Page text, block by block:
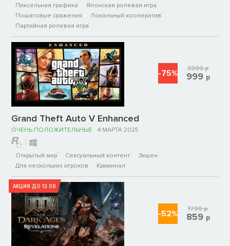
Пиксельная графика
Японская ролевая игра
Пошаговые сражения
Локальный кооператив
Партийная ролевая игра
Grand Theft Auto V Enhanced
ОЧЕНЬ ПОЛОЖИТЕЛЬНЫЕ 4 МАРТА 2025
Открытый мир Сексуальный контент
Экшен
Для нескольких игроков
Криминал
-75% 3999р
999 р
АКЦИЯ ДО 13.08
-52% 1799р
859 р